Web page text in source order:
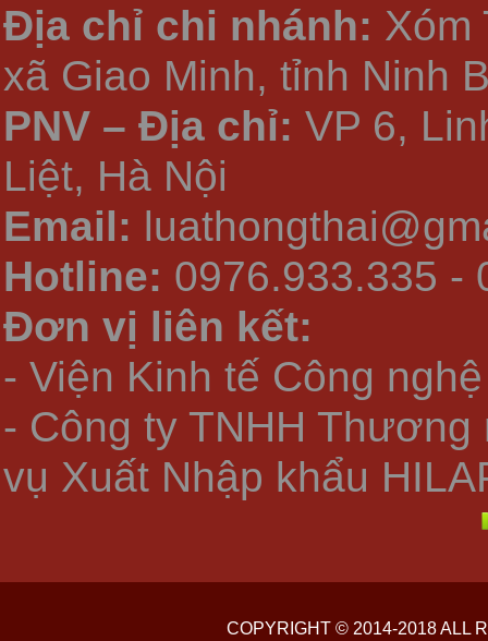
Địa chỉ chi nhánh: Xóm
xã Giao Minh, tỉnh Ninh
PNV – Địa chỉ: VP 6,
Liệt, Hà Nội
Email:
Hotline: 0976.933.335 -
Đơn vị liên kết:
- Viện Kinh tế Công
- Công ty TNHH Thương
vụ Xuất Nhập khẩu
COPYRIGHT © 2014-2018 ALL